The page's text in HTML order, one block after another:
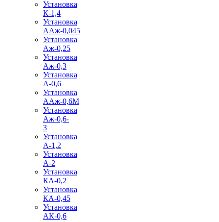
Установка
К-1,4
Установка
ААж-0,045
Установка
Аж-0,25
Установка
Аж-0,3
Установка
А-0,6
Установка
ААж-0,6М
Установка
Аж-0,6-
3
Установка
А-1,2
Установка
А-2
Установка
КА-0,2
Установка
КА-0,45
Установка
АК-0,6